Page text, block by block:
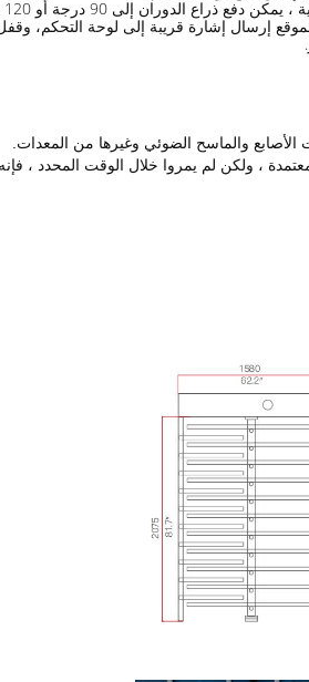
والماسح الضوئي وغيرها من المعدات.
، ولكن لم يمروا خلال الوقت المحدد ،